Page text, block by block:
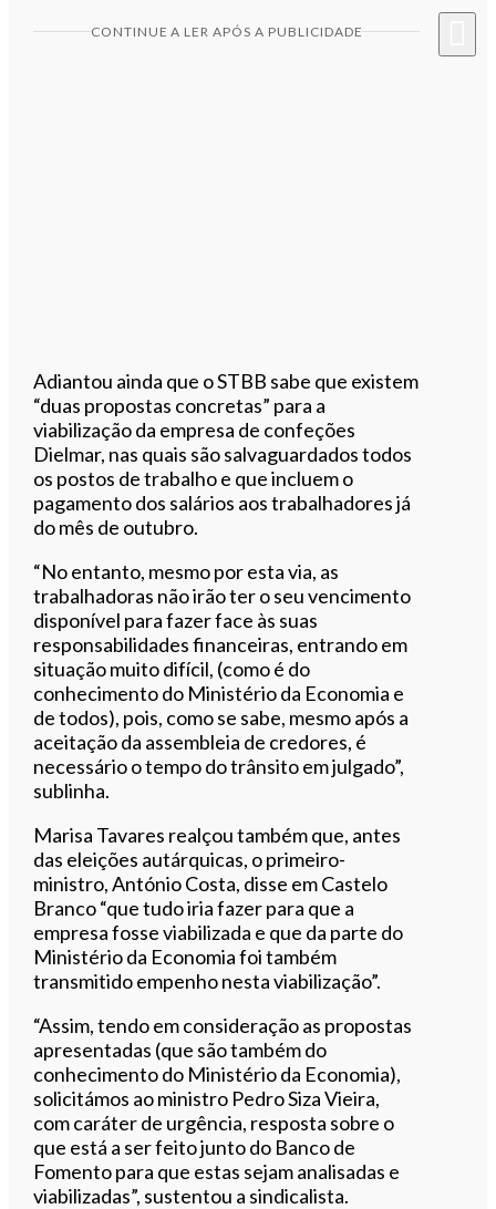
CONTINUE A LER APÓS A PUBLICIDADE
Adiantou ainda que o STBB sabe que existem
“duas propostas concretas” para a
viabilização da empresa de confeções
Dielmar, nas quais são salvaguardados todos
os postos de trabalho e que incluem o
pagamento dos salários aos trabalhadores já
do mês de outubro.
“No entanto, mesmo por esta via, as
trabalhadoras não irão ter o seu vencimento
disponível para fazer face às suas
responsabilidades financeiras, entrando em
situação muito difícil, (como é do
conhecimento do Ministério da Economia e
de todos), pois, como se sabe, mesmo após a
aceitação da assembleia de credores, é
necessário o tempo do trânsito em julgado”,
sublinha.
Marisa Tavares realçou também que, antes
das eleições autárquicas, o primeiro-
ministro, António Costa, disse em Castelo
Branco “que tudo iria fazer para que a
empresa fosse viabilizada e que da parte do
Ministério da Economia foi também
transmitido empenho nesta viabilização”.
“Assim, tendo em consideração as propostas
apresentadas (que são também do
conhecimento do Ministério da Economia),
solicitámos ao ministro Pedro Siza Vieira,
com caráter de urgência, resposta sobre o
que está a ser feito junto do Banco de
Fomento para que estas sejam analisadas e
viabilizadas”, sustentou a sindicalista.